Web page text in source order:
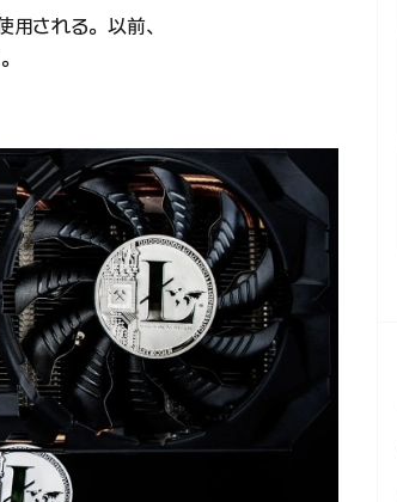
される。以前、